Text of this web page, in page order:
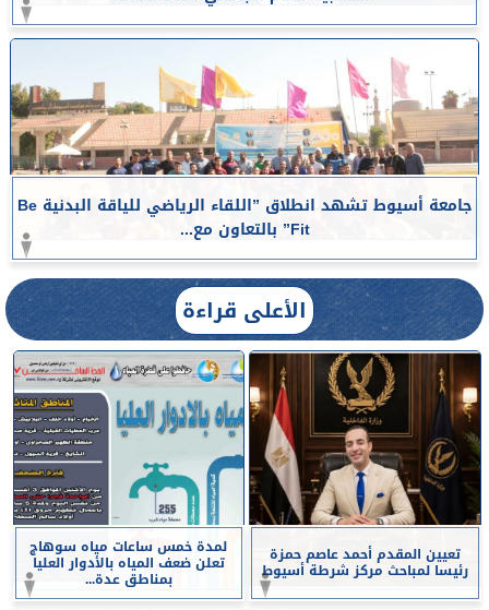
جامعة أسيوط تشهد انطلاق ”اللقاء الرياضي للياقة البدنية Be
Fit” بالتعاون مع...
الأعلى قراءة
تعيين المقدم أحمد عاصم حمزة
رئيسا لمباحث مركز شرطة أسيوط
لمدة خمس ساعات مياه سوهاج
تعلن ضعف المياه بالأدوار العليا
بمناطق عدة...